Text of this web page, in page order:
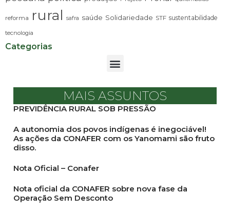
reforma rural safra saúde Solidariedade STF sustentabilidade
tecnologia
Categorias
MAIS ASSUNTOS
PREVIDÊNCIA RURAL SOB PRESSÃO
A autonomia dos povos indígenas é inegociável!
As ações da CONAFER com os Yanomami são fruto
disso.
Nota Oficial – Conafer
Nota oficial da CONAFER sobre nova fase da
Operação Sem Desconto